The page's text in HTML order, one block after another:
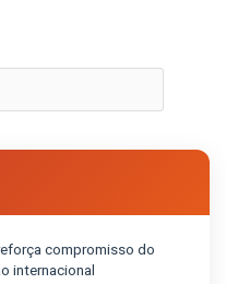
compromisso do
internacional